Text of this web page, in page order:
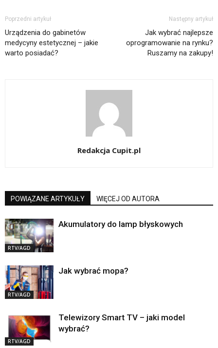
Poprzedni artykuł
Urządzenia do gabinetów
medycyny estetycznej – jakie
warto posiadać?
Następny artykuł
Jak wybrać najlepsze
oprogramowanie na rynku?
Ruszamy na zakupy!
Redakcja Cupit.pl
POWIĄZANE ARTYKUŁY WIĘCEJ OD AUTORA
RTV/AGD
Akumulatory do lamp błyskowych
RTV/AGD
Jak wybrać mopa?
RTV/AGD
Telewizory Smart TV – jaki model
wybrać?